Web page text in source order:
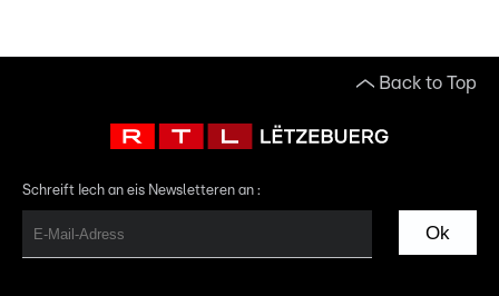
Back to Top
Schreift Iech an eis Newsletteren an :
Ok